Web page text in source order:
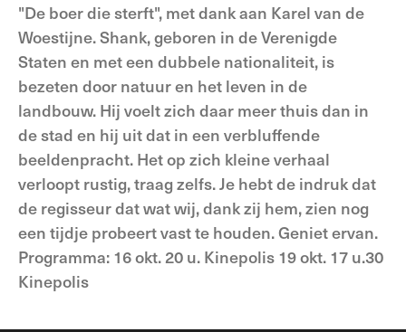
"De boer die sterft", met dank aan Karel van de
Woestijne. Shank, geboren in de Verenigde
Staten en met een dubbele nationaliteit, is
bezeten door natuur en het leven in de
landbouw. Hij voelt zich daar meer thuis dan in
de stad en hij uit dat in een verbluffende
beeldenpracht. Het op zich kleine verhaal
verloopt rustig, traag zelfs. Je hebt de indruk dat
de regisseur dat wat wij, dank zij hem, zien nog
een tijdje probeert vast te houden. Geniet ervan.
Programma: 16 okt. 20 u. Kinepolis 19 okt. 17 u.30
Kinepolis